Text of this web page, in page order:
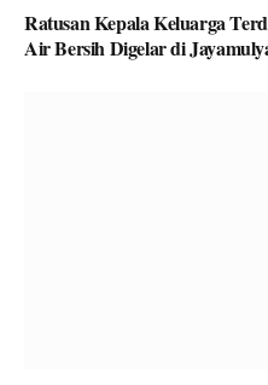
Ratusan Kepala Keluarga
Air Bersih Digelar di